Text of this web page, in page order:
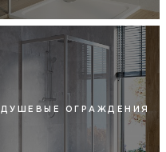
ДУШЕВЫЕ ОГРАЖДЕНИЯ